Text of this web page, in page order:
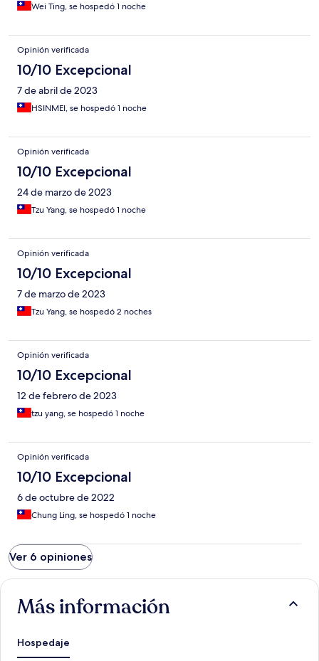
Wei Ting, se hospedó 1 noche
Opinión verificada
10/10 Excepcional
7 de abril de 2023
HSINMEI, se hospedó 1 noche
Opinión verificada
10/10 Excepcional
24 de marzo de 2023
Tzu Yang, se hospedó 1 noche
Opinión verificada
10/10 Excepcional
7 de marzo de 2023
Tzu Yang, se hospedó 2 noches
Opinión verificada
10/10 Excepcional
12 de febrero de 2023
tzu yang, se hospedó 1 noche
Opinión verificada
10/10 Excepcional
6 de octubre de 2022
Chung Ling, se hospedó 1 noche
Ver 6 opiniones
Más información
Hospedaje